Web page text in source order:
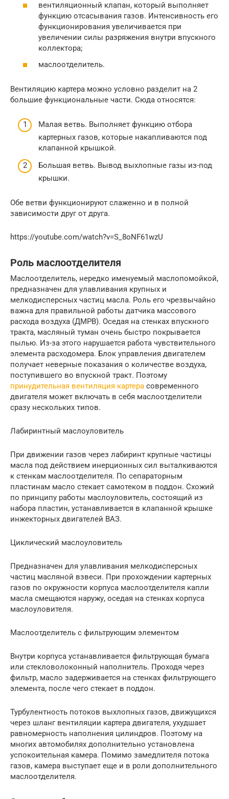
вентиляционный клапан, который выполняет
функцию отсасывания газов. Интенсивность его
функционирования увеличивается при
увеличении силы разряжения внутри впускного
коллектора;
маслоотделитель.
Вентиляцию картера можно условно разделит на 2
большие функциональные части. Сюда относятся:
Малая ветвь. Выполняет функцию отбора
картерных газов, которые накапливаются под
клапанной крышкой.
Большая ветвь. Вывод выхлопные газы из-под
крышки.
Обе ветви функционируют слаженно и в полной
зависимости друг от друга.
https://youtube.com/watch?v=S_8oNF61wzU
Роль маслоотделителя
Маслоотделитель, нередко именуемый маслопомойкой,
предназначен для улавливания крупных и
мелкодисперсных частиц масла. Роль его чрезвычайно
важна для правильной работы датчика массового
расхода воздуха (ДМРВ). Оседая на стенках впускного
тракта, масляный туман очень быстро покрывается
пылью. Из-за этого нарушается работа чувствительного
элемента расходомера. Блок управления двигателем
получает неверные показания о количестве воздуха,
поступившего во впускной тракт. Поэтому
принудительная вентиляция картера современного
двигателя может включать в себя маслоотделители
сразу нескольких типов.
Лабиринтный маслоуловитель
При движении газов через лабиринт крупные частицы
масла под действием инерционных сил выталкиваются
к стенкам маслоотделителя. По сепараторным
пластинам масло стекает самотеком в поддон. Схожий
по принципу работы маслоуловитель, состоящий из
набора пластин, устанавливается в клапанной крышке
инжекторных двигателей ВАЗ.
Циклический маслоуловитель
Предназначен для улавливания мелкодисперсных
частиц масляной взвеси. При прохождении картерных
газов по окружности корпуса маслоотделителя капли
масла смещаются наружу, оседая на стенках корпуса
маслоуловителя.
Маслоотделитель с фильтрующим элементом
Внутри корпуса устанавливается фильтрующая бумага
или стекловолоконный наполнитель. Проходя через
фильтр, масло задерживается на стенках фильтрующего
элемента, после чего стекает в поддон.
Турбулентность потоков выхлопных газов, движущихся
через шланг вентиляции картера двигателя, ухудшает
равномерность наполнения цилиндров. Поэтому на
многих автомобилях дополнительно установлена
успокоительная камера. Помимо замедлителя потока
газов, камера выступает еще и в роли дополнительного
маслоотделителя.